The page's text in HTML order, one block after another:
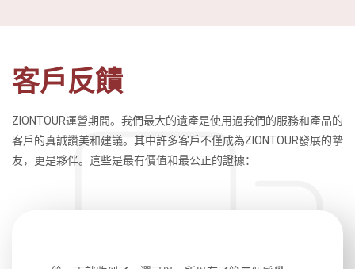
客戶反饋
ZIONTOUR運營期間。我們最大的遺產是使用過我們的服務和產品的
客戶的真誠讚美和建議。其中許多客戶不僅成為ZIONTOUR發展的摯
友，更是夥伴。這些是最有價值和最公正的證據：